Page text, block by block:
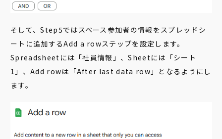
そして、Step5ではスペース参加者の情報をスプレッドシ
ートに追加するAdd a rowステップを設定します。
Spreadsheetには「社員情報」、Sheetには「シート
1」、Add rowは「After last data row」となるようにし
ます。